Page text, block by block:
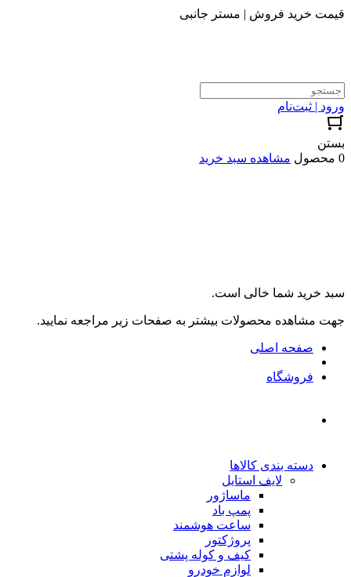
قیمت خرید فروش | مستر جانبی
ورود | ثبت‌نام
بستن
0 محصول
مشاهده سبد خرید
سبد خرید شما خالی است.
جهت مشاهده محصولات بیشتر به صفحات زیر مراجعه نمایید.
صفحه اصلی
فروشگاه
دسته بندی کالاها
لایف استایل
ماساژور
پمپ باد
ساعت هوشمند
پروژکتور
کیف و کوله پشتی
لوازم خودرو